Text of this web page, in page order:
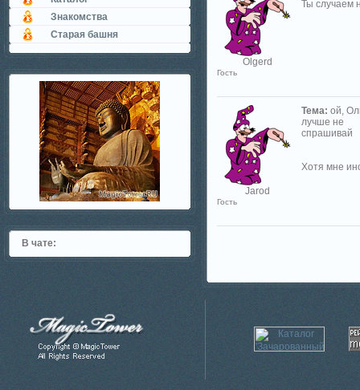
Знакомства
Старая башня
В чате:
Olgerd
Гость
Ты случаем
Jarod
Гость
Тема: ой,
лучше не
спрашивай
Хотя мне